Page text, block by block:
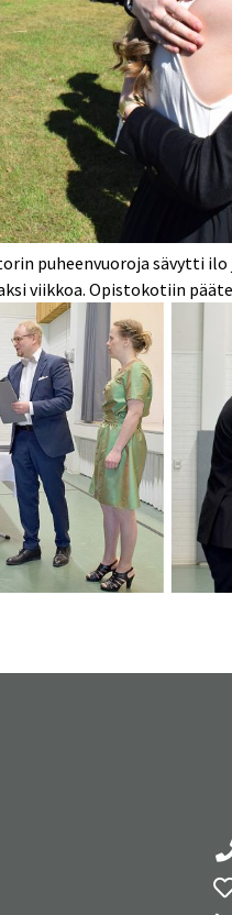
puheenvuoroja sävytti
viikkoa. Opistokotiin